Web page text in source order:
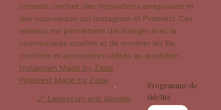
conseils crochet, des inspirations amigurumis et
des nouveautés sur Instagram et Pinterest. Ces
réseaux me permettent d’échanger avec la
communauté crochet et de montrer les fils,
crochets et accessoires utilisés au quotidien.
Instagram Made by Zazie
Pinterest Made by Zazie
🔗 Laissez un avis Google
Programme de
fidélité